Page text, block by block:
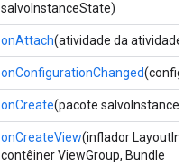
salvoInstanceState)
onAttach(atividade da atividade)
onConfigurationChanged
onCreate(pacote
onCreateView(inflador
contêiner ViewGroup, Bundle